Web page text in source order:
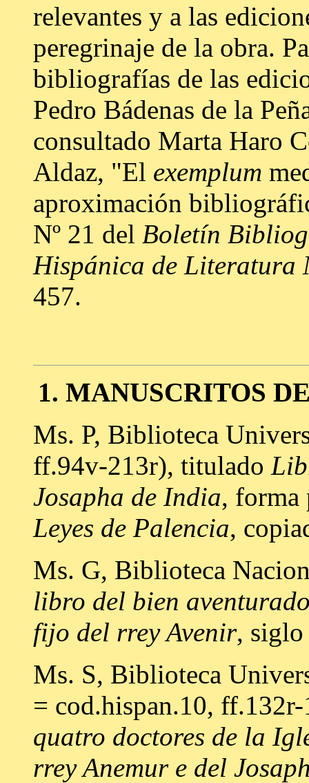
relevantes y a las
peregrinaje de la obra.
bibliografías de las
Pedro Bádenas de la
consultado Marta Haro
Aldaz, "El exemplum
aproximación
Nº 21 del Boletín
Hispánica de Literatura
457.
1. MANUSCRITOS
Ms. P, Biblioteca
ff.94v-213r), titulado
Josapha de India, forma
Leyes de Palencia,
Ms. G, Biblioteca
libro del bien
fijo del rrey Avenir,
Ms. S, Biblioteca
= cod.hispan.10,
quatro doctores de la
rrey Anemur e del